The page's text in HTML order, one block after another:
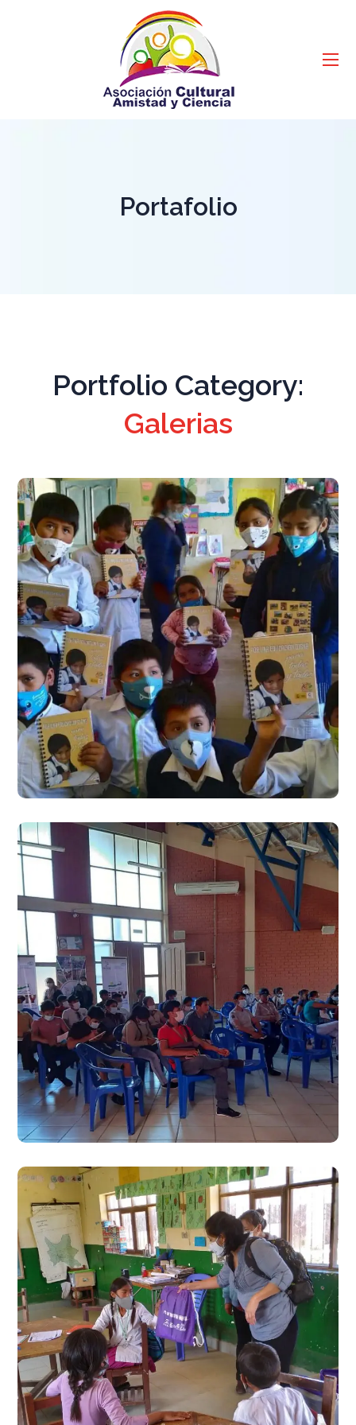
Portafolio
Portfolio Category:
Galerias